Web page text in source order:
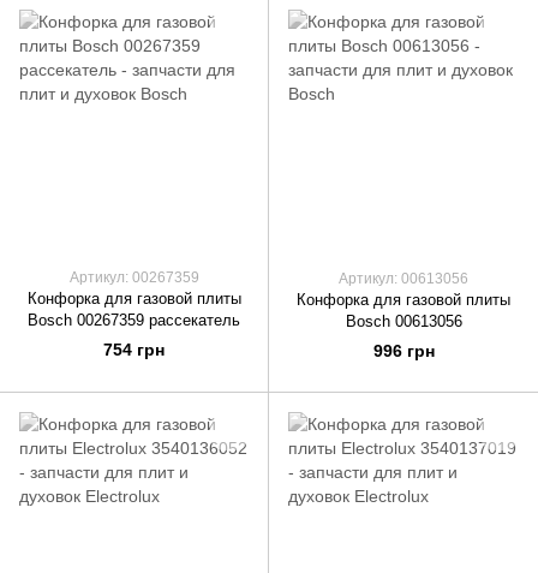
Артикул: 00267359
Конфорка для газовой плиты
Bosch 00267359 рассекатель
754 грн
Артикул: 00613056
Конфорка для газовой плиты
Bosch 00613056
996 грн